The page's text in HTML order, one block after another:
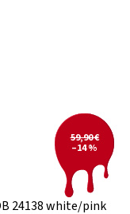
59,90 €
–14 %
24138 white/pink